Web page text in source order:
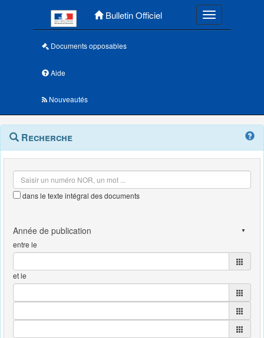
Bulletin Officiel Toggle
Documents opposables
Aide
Nouveautés
Navigation
outils
Menu
contextuel
Recherche
dans le texte intégral des documents
entre le
et le